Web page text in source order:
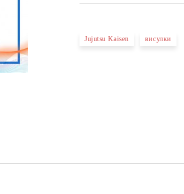
Jujutsu Kaisen висулки